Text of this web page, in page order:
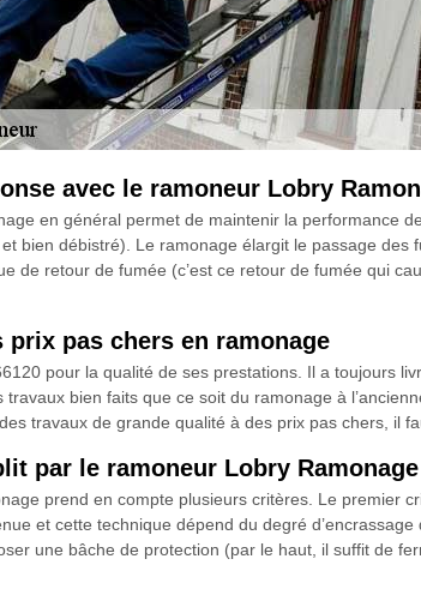
avec le ramoneur Lobry
en général permet de maintenir la performance
bien débistré). Le ramonage élargit le passage des
retour de fumée (c’est ce retour de fumée qui
pas chers en ramonage
pour la qualité de ses prestations. Il a toujours
bien faits que ce soit du ramonage à
travaux de grande qualité à des prix pas chers, il
par le ramoneur Lobry Ramonage
prend en compte plusieurs critères. Le premier
et cette technique dépend du degré d’encrassage
une bâche de protection (par le haut, il suffit de